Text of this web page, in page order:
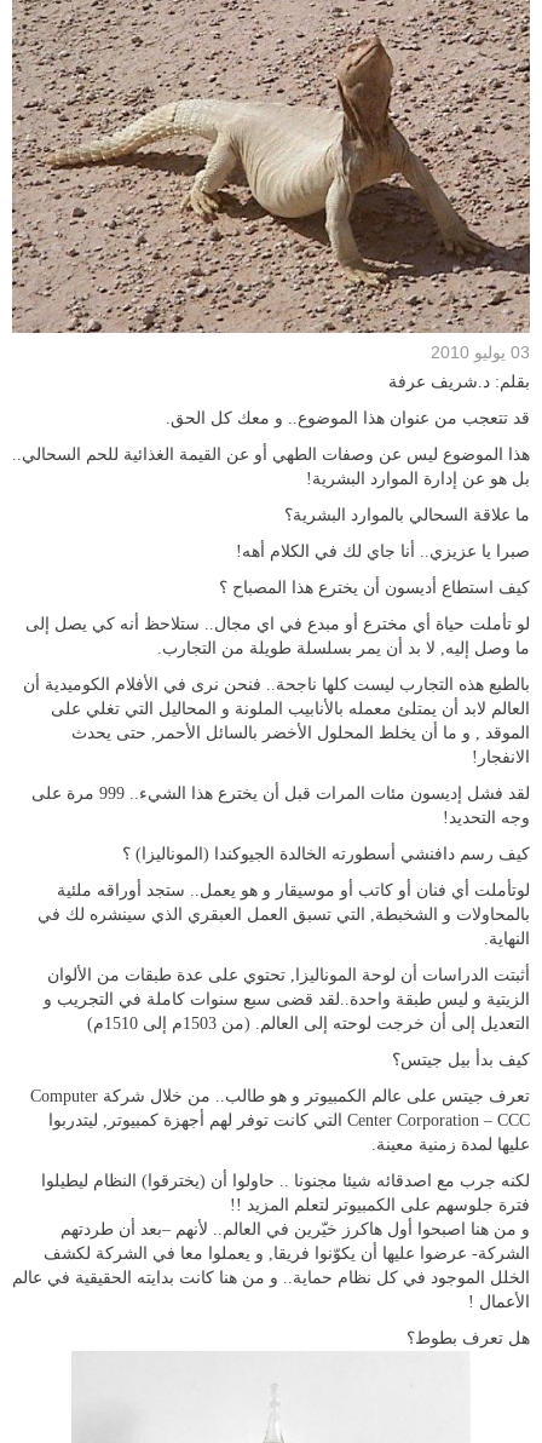
03 يوليو 2010
بقلم: د.شريف عرفة
قد تتعجب من عنوان هذا الموضوع.. و معك كل الحق.
هذا الموضوع ليس عن وصفات الطهي أو عن القيمة الغذائية للحم السحالي..
بل هو عن إدارة الموارد البشرية!
ما علاقة السحالي بالموارد البشرية؟
صبرا يا عزيزي.. أنا جاي لك في الكلام أهه!
كيف استطاع أديسون أن يخترع هذا المصباح ؟
لو تأملت حياة أي مخترع أو مبدع في اي مجال.. ستلاحظ أنه كي يصل إلى
ما وصل إليه, لا بد أن يمر بسلسلة طويلة من التجارب.
بالطبع هذه التجارب ليست كلها ناجحة.. فنحن نرى في الأفلام الكوميدية أن
العالم لابد أن يمتلئ معمله بالأنابيب الملونة و المحاليل التي تغلي على
الموقد , و ما أن يخلط المحلول الأخضر بالسائل الأحمر, حتى يحدث
الانفجار!
لقد فشل إديسون مئات المرات قبل أن يخترع هذا الشيء.. 999 مرة على
وجه التحديد!
كيف رسم دافنشي أسطورته الخالدة الجيوكندا (الموناليزا) ؟
لوتأملت أي فنان أو كاتب أو موسيقار و هو يعمل.. ستجد أوراقه ملئية
بالمحاولات و الشخبطة, التي تسبق العمل العبقري الذي سينشره لك في
النهاية.
أثبتت الدراسات أن لوحة الموناليزا, تحتوي على عدة طبقات من الألوان
الزيتية و ليس طبقة واحدة..لقد قضى سبع سنوات كاملة في التجريب و
التعديل إلى أن خرجت لوحته إلى العالم. (من 1503م إلى 1510م)
كيف بدأ بيل جيتس؟
تعرف جيتس على عالم الكمبيوتر و هو طالب.. من خلال شركة Computer
Center Corporation – CCC التي كانت توفر لهم أجهزة كمبيوتر, ليتدربوا
عليها لمدة زمنية معينة.
لكنه جرب مع اصدقائه شيئا مجنونا .. حاولوا أن (يخترقوا) النظام ليطيلوا
فترة جلوسهم على الكمبيوتر لتعلم المزيد !!
و من هنا اصبحوا أول هاكرز خيّرين في العالم.. لأنهم –بعد أن طردتهم
الشركة- عرضوا عليها أن يكوّنوا فريقا, و يعملوا معا في الشركة لكشف
الخلل الموجود في كل نظام حماية.. و من هنا كانت بدايته الحقيقية في عالم
الأعمال !
هل تعرف بطوط؟